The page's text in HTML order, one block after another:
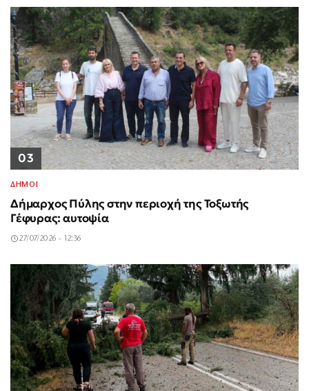
03
ΔΗΜΟΙ
Δήμαρχος Πύλης στην περιοχή της Τοξωτής
Γέφυρας: αυτοψία
27/07/2026 - 12:36